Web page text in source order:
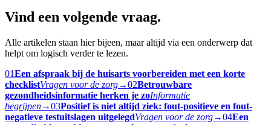
Vind een volgende vraag.
Alle artikelen staan hier bijeen, maar altijd via een onderwerp dat
helpt om logisch verder te lezen.
01Een afspraak bij de huisarts voorbereiden met een korte
checklistVragen voor de zorg→02Betrouwbare
gezondheidsinformatie herken je zoInformatie
begrijpen→03Positief is niet altijd ziek: fout-positieve en fout-
negatieve testuitslagen uitgelegdVragen voor de zorg→04Een